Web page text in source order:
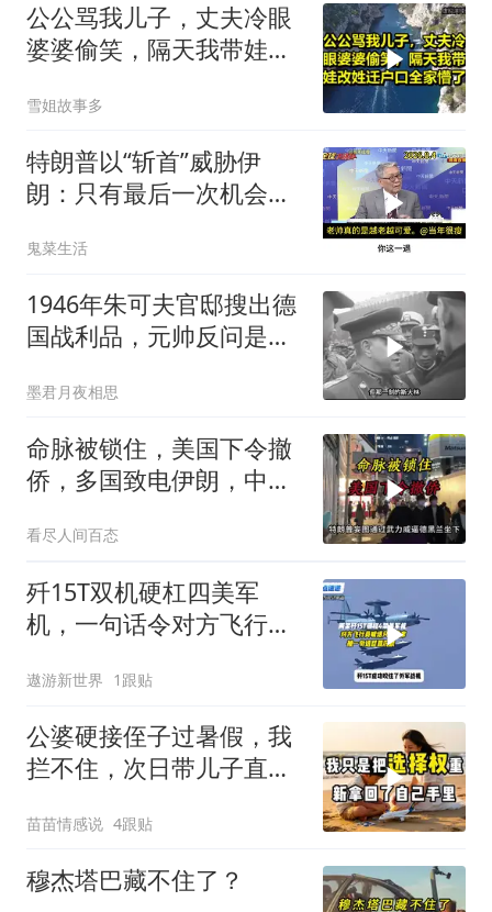
公公骂我儿子，丈夫冷眼
婆婆偷笑，隔天我带娃改
雪姐故事多
特朗普以“斩首”威胁伊
朗：只有最后一次机会
鬼菜生活
1946年朱可夫官邸搜出德
国战利品，元帅反问是否
墨君月夜相思
命脉被锁住，美国下令撤
侨，多国致电伊朗，中国
看尽人间百态
歼15T双机硬杠四美军
机，一句话令对方飞行员
遨游新世界 1跟贴
公婆硬接侄子过暑假，我
拦不住，次日带儿子直飞
苗苗情感说 4跟贴
穆杰塔巴藏不住了？